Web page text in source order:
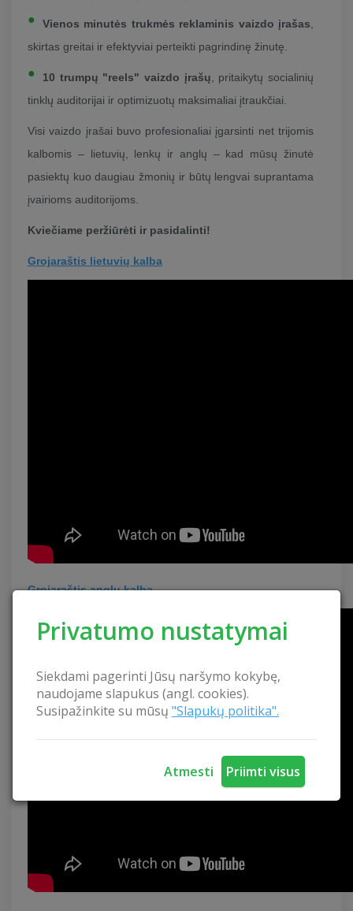
Privatumo nustatymai
Siekdami pagerinti Jūsų naršymo kokybę,
naudojame slapukus (angl. cookies).
Susipažinkite su mūsų "Slapukų politika".
Atmesti Priimti visus
Vienos minutės trukmės reklaminis vaizdo įrašas
skirtas greitai ir efektyviai perteikti pagrindinę žinutę.
10 trumpų "reels" vaizdo įrašų , pritaikytų socialinių
tinklų auditorijai ir optimizuotų maksimaliai įtraukčiai.
Visi vaizdo įrašai buvo profesionaliai įgarsinti net trijomis
kalbomis – lietuvių, lenkų ir anglų – kad mūsų žinutė
pasiektų kuo daugiau žmonių ir būtų lengvai suprantama
įvairioms auditorijoms.
Kviečiame peržiūrėti ir pasidalinti!
Grojaraštis lietuvių kalba
Grojaraštis anglų kalba